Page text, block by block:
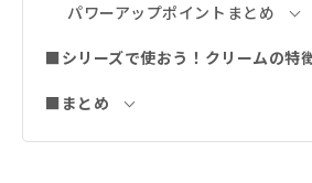
パワーアップポイントまとめ
■シリーズで使おう！クリームの特
■まとめ